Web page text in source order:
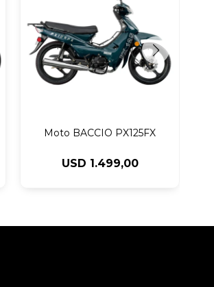
Moto BACCIO PX125FX
USD 1.499,00